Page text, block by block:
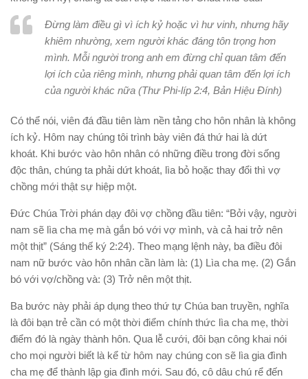
Đừng làm điều gì vì ích kỷ hoặc vì hư vinh, nhưng hãy
khiêm nhường, xem người khác đáng tôn trọng hơn
mình. Mỗi người trong anh em đừng chỉ quan tâm đến
lợi ích của riêng mình, nhưng phải quan tâm đến lợi ích
của người khác nữa (Thư Phi-líp 2:4, Bản Hiệu Đính)
Có thể nói, viên đá đầu tiên làm nền tảng cho hôn nhân là không
ích kỷ. Hôm nay chúng tôi trình bày viên đá thứ hai là dứt
khoát. Khi bước vào hôn nhân có những điều trong đời sống
độc thân, chúng ta phải dứt khoát, lìa bỏ hoặc thay đổi thì vợ
chồng mới thật sự hiệp một.
Đức Chúa Trời phán dạy đôi vợ chồng đầu tiên: “Bởi vậy, người
nam sẽ lìa cha mẹ mà gắn bó với vợ mình, và cả hai trở nên
một thịt” (Sáng thế ký 2:24). Theo mạng lệnh này, ba điều đôi
nam nữ bước vào hôn nhân cần làm là: (1) Lìa cha mẹ. (2) Gắn
bó với vợ/chồng và: (3) Trở nên một thịt.
Ba bước này phải áp dụng theo thứ tự Chúa ban truyền, nghĩa
là đôi bạn trẻ cần có một thời điểm chính thức lìa cha mẹ, thời
điểm đó là ngày thành hôn. Qua lễ cưới, đôi bạn công khai nói
cho mọi người biết là kể từ hôm nay chúng con sẽ lìa gia đình
cha mẹ để thành lập gia đình mới. Sau đó, cô dâu chú rể đến